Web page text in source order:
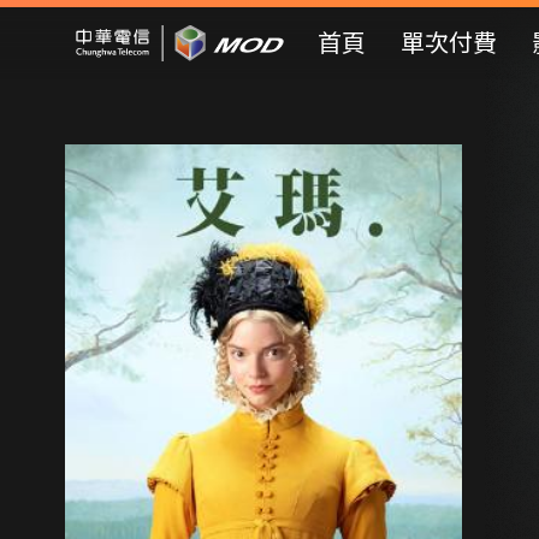
Mod Web
首頁 單次付費